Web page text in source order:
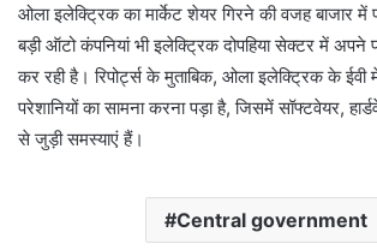
ओला इलेक्ट्रिक का मार्केट शेयर गिरने की वजह बाजार में
बड़ी ऑटो कंपनियां भी इलेक्ट्रिक दोपहिया सेक्टर में अपने
कर रही है। रिपोर्ट्स के मुताबिक, ओला इलेक्ट्रिक के ईवी
परेशानियों का सामना करना पड़ा है, जिसमें सॉफ्टवेयर,
से जुड़ी समस्याएं हैं।
Central government